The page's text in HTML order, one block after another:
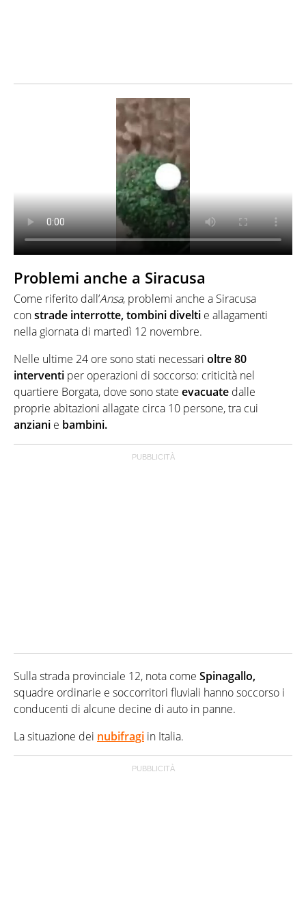
Problemi anche a Siracusa
Come riferito dall’Ansa, problemi anche a Siracusa
constrade interrotte, tombini divelti e allagamenti
nella giornata di martedì 12 novembre.
Nelle ultime 24 ore sono stati necessari oltre 80
interventi per operazioni di soccorso: criticità nel
quartiere Borgata, dove sono state evacuate dalle
proprie abitazioni allagate circa 10 persone, tra cui
anziani e bambini.
Sulla strada provinciale 12, nota come Spinagallo,
squadre ordinarie e soccorritori fluviali hanno soccorso i
conducenti di alcune decine di auto in panne.
La situazione dei nubifragi in Italia.